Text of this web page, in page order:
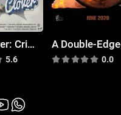
Undercover: Crimson & Clover
5.6 0.0